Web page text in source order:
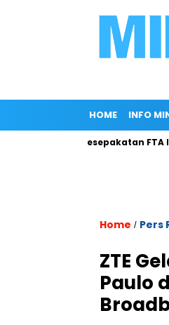
HOME INFO
Kesepakatan FTA
Home / Pers
ZTE
Paulo